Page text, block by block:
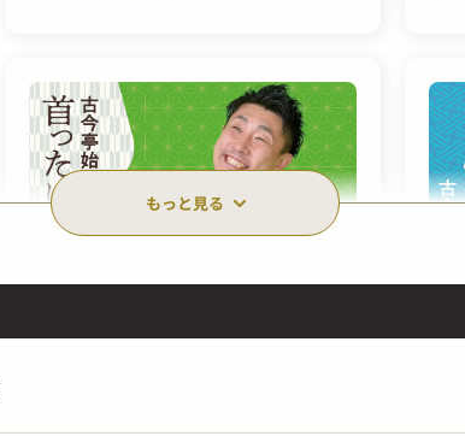
首ったけ
た
もっと見る